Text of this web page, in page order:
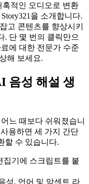
혹적인 오디오로 변환
을 소개합니다.
고 콘텐츠를 향상시키
. 단 몇 번의 클릭만으
에 대한 전문가 수준
해 보세요.
음성 해설 생
느 때보다 쉬워졌습니
용하면 세 가지 간단
할 수 있습니다.
집기에 스크립트를 붙
성, 언어 및 악센트 라